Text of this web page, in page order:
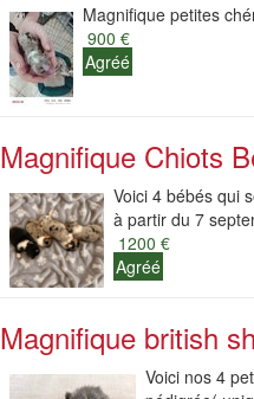
Magnifique petites
900 €
Agréé
Magnifique Chiots
Voici 4 bébés qui
à partir du 7
1200 €
Agréé
Magnifique british
Voici nos 4